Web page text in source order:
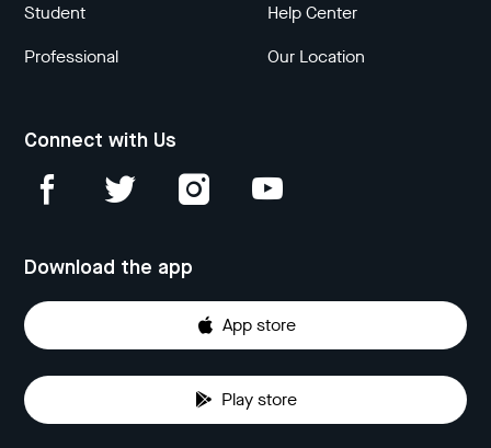
Student
Professional
Help Center
Our Location
Connect with Us
Download the app
App store
Play store